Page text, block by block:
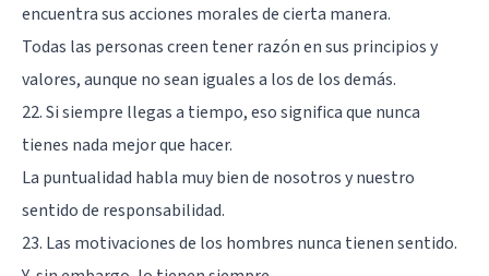
encuentra sus acciones morales de cierta manera.
Todas las personas creen tener razón en sus principios y
valores, aunque no sean iguales a los de los demás.
22. Si siempre llegas a tiempo, eso significa que nunca
tienes nada mejor que hacer.
La puntualidad habla muy bien de nosotros y nuestro
sentido de responsabilidad.
23. Las motivaciones de los hombres nunca tienen sentido.